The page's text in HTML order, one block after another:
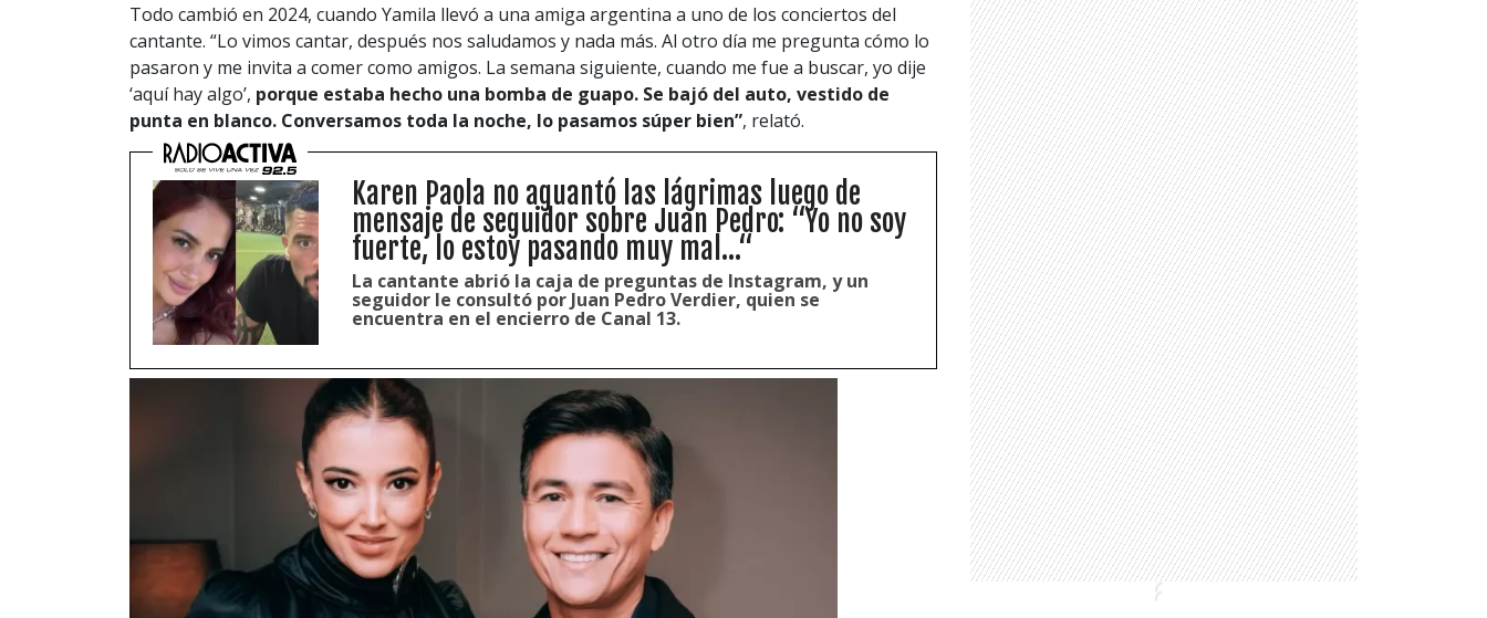
Todo cambió en 2024, cuando Yamila llevó a una amiga argentina a uno de los conciertos del
cantante. “Lo vimos cantar, después nos saludamos y nada más. Al otro día me pregunta cómo lo
pasaron y me invita a comer como amigos. La semana siguiente, cuando me fue a buscar, yo dije
‘aquí hay algo’, porque estaba hecho una bomba de guapo. Se bajó del auto, vestido de
punta en blanco. Conversamos toda la noche, lo pasamos súper bien”, relató.
Karen Paola no aguantó las lágrimas luego de
mensaje de seguidor sobre Juan Pedro: “Yo no soy
fuerte, lo estoy pasando muy mal...“
La cantante abrió la caja de preguntas de Instagram, y un
seguidor le consultó por Juan Pedro Verdier, quien se
encuentra en el encierro de Canal 13.